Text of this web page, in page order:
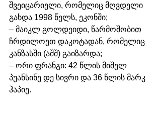
შვეიცარიელი, რომელიც მღვდელი
გახდა 1998 წელს, ეკონში;
– მაიკლ გოლდეიდი, წარმოშობით
ჩრდილოეთ დაკოტადან, რომელიც
კანზასში (აშშ) გაიზარდა;
– ორი ფრანგი: 42 წლის მიშელ
პუანსინე დე სივრი და 36 წლის მარკ
ჰაპიე.